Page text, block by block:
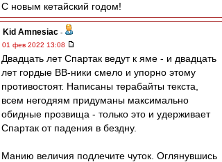
С новым кетайский годом!
Kid Amnesiac -
01 фев 2022 13:08
Двадцать лет Спартак ведут к яме - и двадцать
лет гордые ВВ-ники смело и упорно этому
противостоят. Написаны терабайты текста,
всем негодяям придуманы максимально
обидные прозвища - только это и удерживает
Спартак от падения в бездну.
Манию величия подлечите чуток. Оглянувшись